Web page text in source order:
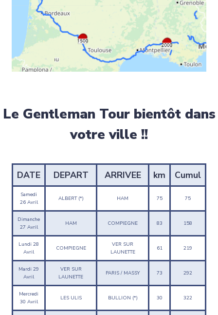
Le Gentleman Tour bientôt dans
votre ville !!
DATE DEPART ARRIVEE km Cumul
Samedi
26 Avril
ALBERT (*) HAM 75 75
Dimanche
27 Avril
HAM COMPIEGNE 83 158
Lundi 28
Avril
COMPIEGNE
VER SUR
LAUNETTE
61 219
Mardi 29
Avril
VER SUR
LAUNETTE
PARIS / MASSY 73 292
Mercredi
30 Avril
LES ULIS BULLION (*) 30 322